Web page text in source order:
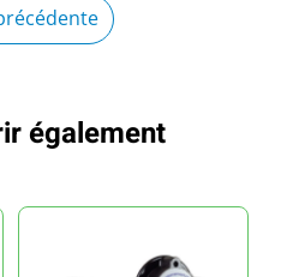
également